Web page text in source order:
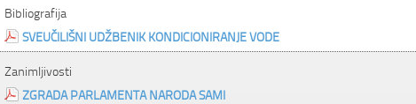
Bibliografija
SVEUČILIŠNI UDŽBENIK KONDICIONIRANJE VODE
Zanimljivosti
ZGRADA PARLAMENTA NARODA SAMI